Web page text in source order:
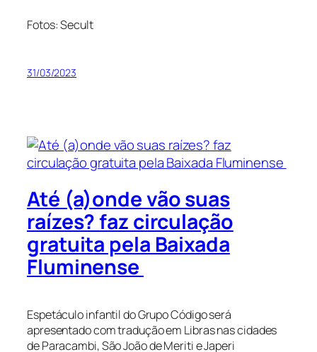
Fotos: Secult
31/03/2023
Até (a)onde vão suas
raízes? faz circulação
gratuita pela Baixada
Fluminense
Espetáculo infantil do Grupo Código será
apresentado com tradução em Libras nas cidades
de Paracambi, São João de Meriti e Japeri